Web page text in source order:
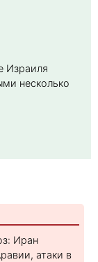
Израиля
несколько
Иран
атаки в